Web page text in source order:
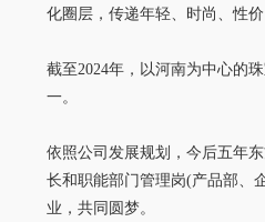
化圈层，传递年轻、时尚、性
截至2024年，以河南为中心的
一。
依照公司发展规划，今后五年
长和职能部门管理岗(产品部、
业，共同圆梦。